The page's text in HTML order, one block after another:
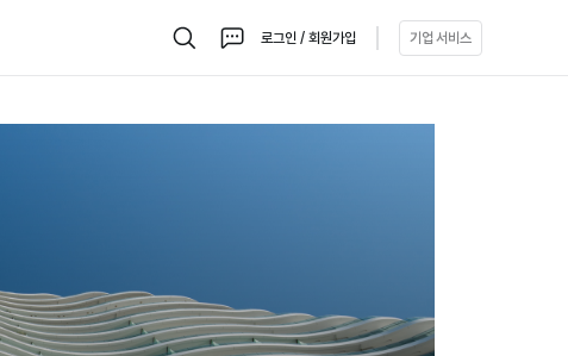
검
채
로그인 / 회원가입 기업 서비스